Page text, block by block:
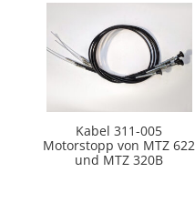
Kabel 311-005
Motorstopp von MTZ 622
und MTZ 320B